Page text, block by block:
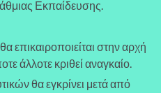
Εκπαίδευσης.
επικαιροποιείται στην αρχή
άλλοτε κριθεί αναγκαίο.
θα εγκρίνει μετά από